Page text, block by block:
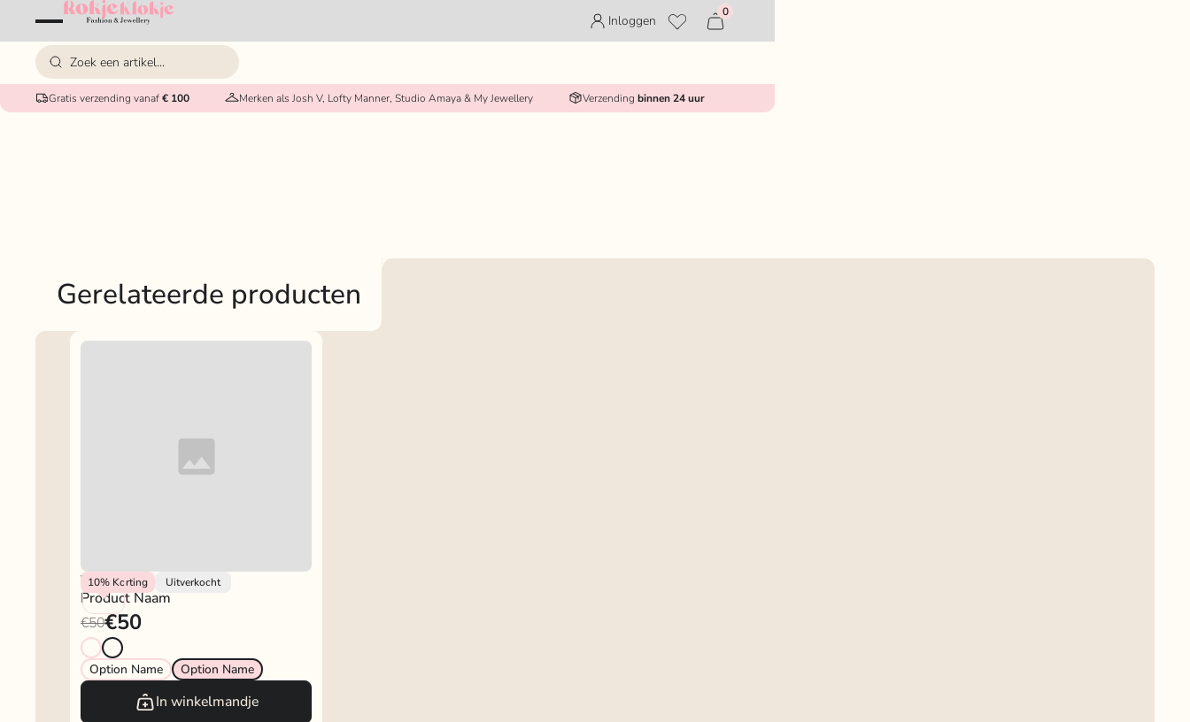
Inloggen
0
Gratis verzending vanaf€ 100 Merken als Josh V, Lofty Manner, Studio Amaya & My Jewellery Verzending binnen 24 uur
Gerelateerde producten
10% Korting Uitverkocht
Vendor
Product Naam
€50€50
Option Name Option Name
In winkelmandje